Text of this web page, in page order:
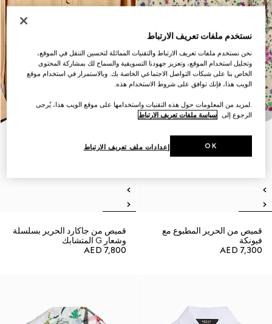
قميص من الحرير المطبوع مع
فيونكة
AED 7,300
قميص من جاكارد الحرير بسلسلة
وشعار G المتشابك
AED 7,800
نستخدم ملفات تعريف الارتباط
نحن نستخدم ملفات تعريف الارتباط والتقنيات المماثلة لتحسين التنقل في الموقع،
وتحليل استخدام الموقع، وتعزيز جهودنا التسويقية والسماح لك بمشاركة المحتوى
الخاص بنا على شبكات التواصل الاجتماعي الخاصة بك. وبالاستمرار في استخدام موقع
الويب هذا، فإنك توافق على شروط الاستخدام هذه.
.لمزيد من المعلومات حول هذه التقنيات واستخدامها على موقع الويب هذا، يُرجى
الرجوع إلى سياسة ملفات تعريف الارتباط
إعدادات ملف تعريف الارتباط OK